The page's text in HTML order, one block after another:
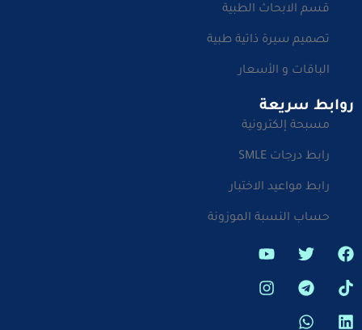
قسم الابحاث الطبية
تصميم سيرة ذاتية طبية
الباقات و الأسعار
روابط سريعة
مسبحة إلكترونية
رابط درجات SMLE
رابط مواعيد الاختبار
حساب النسبة الموزونة